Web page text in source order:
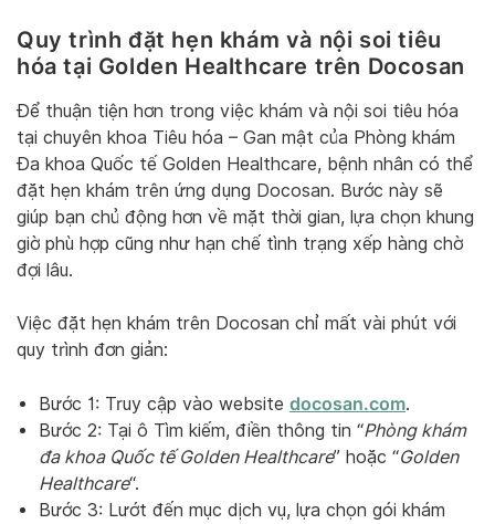
Quy trình đặt hẹn khám và nội soi tiêu
hóa tại Golden Healthcare trên Docosan
Để thuận tiện hơn trong việc khám và nội soi tiêu hóa
tại chuyên khoa Tiêu hóa – Gan mật của Phòng khám
Đa khoa Quốc tế Golden Healthcare, bệnh nhân có thể
đặt hẹn khám trên ứng dụng Docosan. Bước này sẽ
giúp bạn chủ động hơn về mặt thời gian, lựa chọn khung
giờ phù hợp cũng như hạn chế tình trạng xếp hàng chờ
đợi lâu.
Việc đặt hẹn khám trên Docosan chỉ mất vài phút với
quy trình đơn giản:
Bước 1: Truy cập vào website docosan.com.
Bước 2: Tại ô Tìm kiếm, điền thông tin “Phòng khám
đa khoa Quốc tế Golden Healthcare” hoặc “Golden
Healthcare“.
Bước 3: Lướt đến mục dịch vụ, lựa chọn gói khám